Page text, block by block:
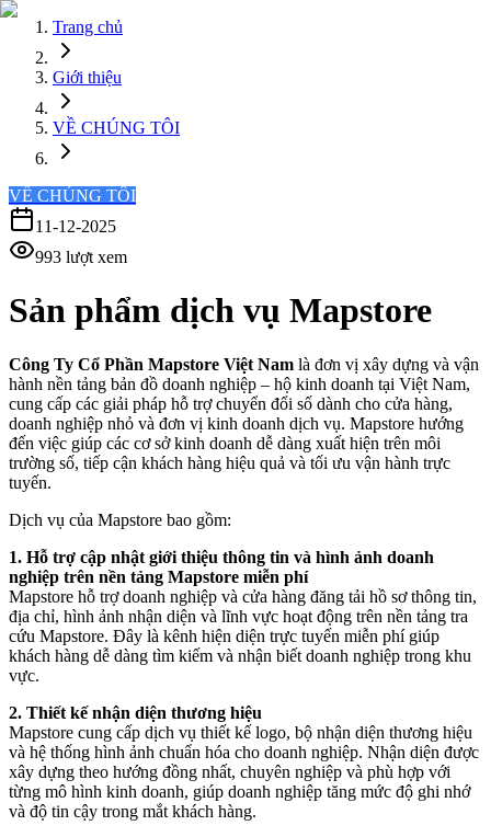
Trang chủ
Giới thiệu
VỀ CHÚNG TÔI
VỀ CHÚNG TÔI
11-12-2025
993 lượt xem
Sản phẩm dịch vụ Mapstore
Công Ty Cổ Phần Mapstore Việt Nam là đơn vị xây dựng và vận
hành nền tảng bản đồ doanh nghiệp – hộ kinh doanh tại Việt Nam,
cung cấp các giải pháp hỗ trợ chuyển đổi số dành cho cửa hàng,
doanh nghiệp nhỏ và đơn vị kinh doanh dịch vụ. Mapstore hướng
đến việc giúp các cơ sở kinh doanh dễ dàng xuất hiện trên môi
trường số, tiếp cận khách hàng hiệu quả và tối ưu vận hành trực
tuyến.
Dịch vụ của Mapstore bao gồm:
1. Hỗ trợ cập nhật giới thiệu thông tin và hình ảnh doanh
nghiệp trên nền tảng Mapstore miễn phí
Mapstore hỗ trợ doanh nghiệp và cửa hàng đăng tải hồ sơ thông tin,
địa chỉ, hình ảnh nhận diện và lĩnh vực hoạt động trên nền tảng tra
cứu Mapstore. Đây là kênh hiện diện trực tuyến miễn phí giúp
khách hàng dễ dàng tìm kiếm và nhận biết doanh nghiệp trong khu
vực.
2. Thiết kế nhận diện thương hiệu
Mapstore cung cấp dịch vụ thiết kế logo, bộ nhận diện thương hiệu
và hệ thống hình ảnh chuẩn hóa cho doanh nghiệp. Nhận diện được
xây dựng theo hướng đồng nhất, chuyên nghiệp và phù hợp với
từng mô hình kinh doanh, giúp doanh nghiệp tăng mức độ ghi nhớ
và độ tin cậy trong mắt khách hàng.